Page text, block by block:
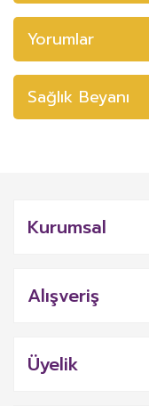
Yorumlar
Sağlık Beyanı
Kurumsal
Alışveriş
Üyelik